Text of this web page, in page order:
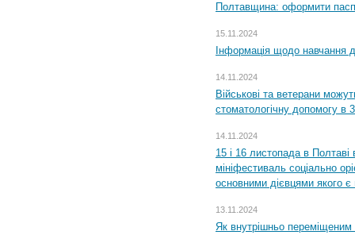
Полтавщина: оформити
15.11.2024
Інформація щодо навчання
14.11.2024
Військові та ветерани
стоматологічну допомогу в
14.11.2024
15 і 16 листопада в
мініфестиваль соціально
основними дієвцями якого є
13.11.2024
Як внутрішньо переміщеним